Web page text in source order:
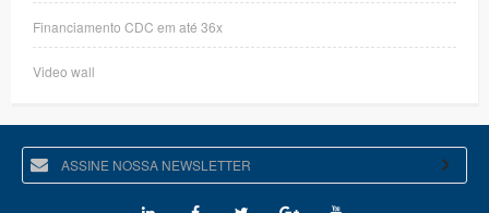
Financiamento CDC em até 36x
Video wall